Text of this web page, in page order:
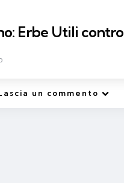
Erbe Utili contro
un commento